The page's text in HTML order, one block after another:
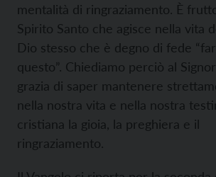
mentalità di ringraziamento. È
Spirito Santo che agisce nella vita
Dio stesso che è degno di fede
questo”. Chiediamo perciò al
grazia di saper mantenere
nella nostra vita e nella nostra
cristiana la gioia, la preghiera e il
ringraziamento.